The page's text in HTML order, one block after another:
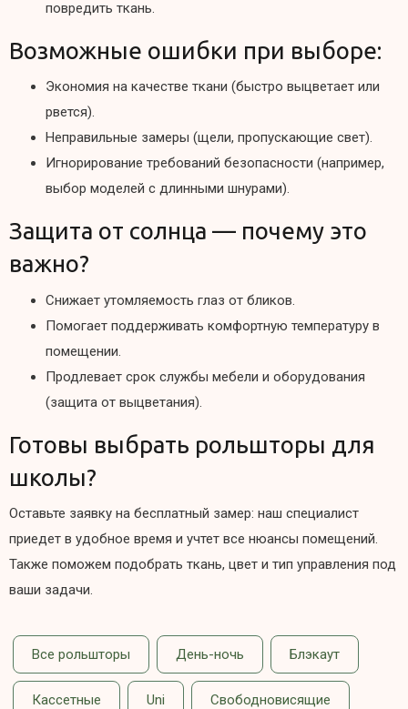
повредить ткань.
Возможные ошибки при выборе:
Экономия на качестве ткани (быстро выцветает или
рвется).
Неправильные замеры (щели, пропускающие свет).
Игнорирование требований безопасности (например,
выбор моделей с длинными шнурами).
Защита от солнца — почему это
важно?
Снижает утомляемость глаз от бликов.
Помогает поддерживать комфортную температуру в
помещении.
Продлевает срок службы мебели и оборудования
(защита от выцветания).
Готовы выбрать рольшторы для
школы?
Оставьте заявку на бесплатный замер: наш специалист
приедет в удобное время и учтет все нюансы помещений.
Также поможем подобрать ткань, цвет и тип управления под
ваши задачи.
Все рольшторы День-ночь Блэкаут
Кассетные Uni Свободновисящие